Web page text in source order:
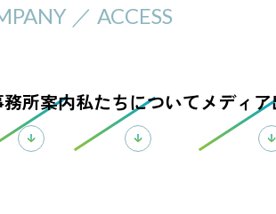
／ ACCESS
所案内私たちについてメディア